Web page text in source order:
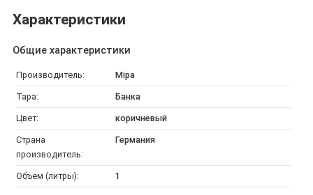
Характеристики
Общие характеристики
Производитель: Mipa
Тара: Банка
Цвет: коричневый
Страна
производитель:
Германия
Объем (литры): 1